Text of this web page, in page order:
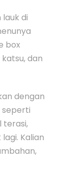
di
box
dan
dengan
seperti
terasi,
Kalian